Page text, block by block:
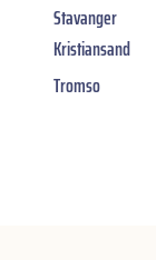
Stavanger
Kristiansand
Tromso